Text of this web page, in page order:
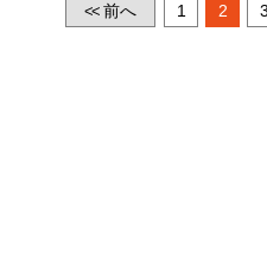
<<前へ 1 2 3